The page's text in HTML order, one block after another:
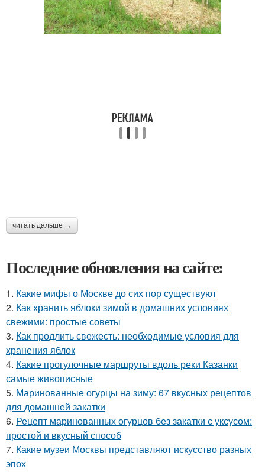
читать дальше →
Последние обновления на сайте:
1. Какие мифы о Москве до сих пор существуют
2. Как хранить яблоки зимой в домашних условиях
свежими: простые советы
3. Как продлить свежесть: необходимые условия для
хранения яблок
4. Какие прогулочные маршруты вдоль реки Казанки
самые живописные
5. Маринованные огурцы на зиму: 67 вкусных рецептов
для домашней закатки
6. Рецепт маринованных огурцов без закатки с уксусом:
простой и вкусный способ
7. Какие музеи Москвы представляют искусство разных
эпох